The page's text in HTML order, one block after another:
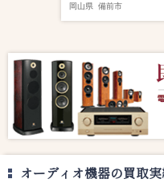
岡山県 備前市
オーディオ機器の買取